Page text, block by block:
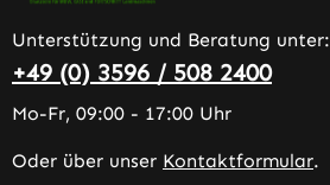
Unterstützung und Beratung unter:
+49 (0) 3596 / 508 2400
Mo-Fr, 09:00 - 17:00 Uhr
Oder über unser Kontaktformular.